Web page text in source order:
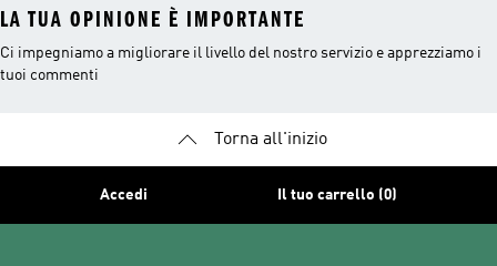
LA TUA OPINIONE È IMPORTANTE
Ci impegniamo a migliorare il livello del nostro servizio e apprezziamo i
tuoi commenti
Torna all'inizio
Accedi Il tuo carrello (0)